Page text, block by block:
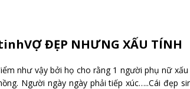
VỢ ĐẸP NHƯNG XẤU TÍNH
như vậy bởi họ cho rằng 1 người phụ nữ
Người ngày ngày phải tiếp xúc…..Cái đẹp